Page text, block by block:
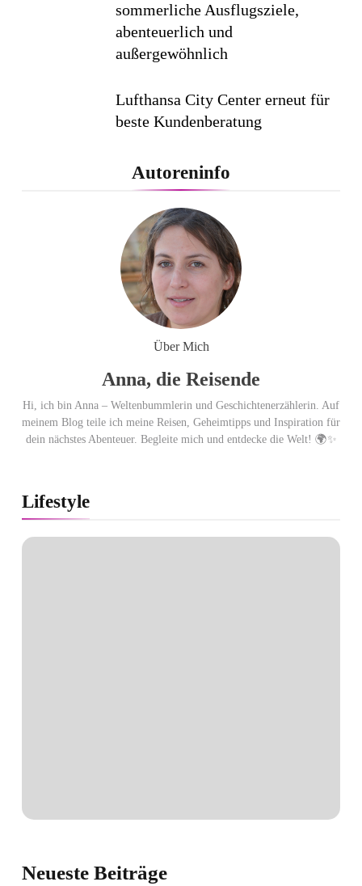
sommerliche Ausflugsziele,
abenteuerlich und
außergewöhnlich
Lufthansa City Center erneut für
beste Kundenberatung
Studie sieht LCC zum siebten
Mal in Folge vorn
Cool down am Hintertuxer
Gletscher
Ägypten erleben mit Builder
Travel: sicher, persönlich und gut
begleitet
Autoreninfo
Über Mich
Anna, die Reisende
Hi, ich bin Anna – Weltenbummlerin und Geschichtenerzählerin. Auf
meinem Blog teile ich meine Reisen, Geheimtipps und Inspiration für
dein nächstes Abenteuer. Begleite mich und entdecke die Welt! 🌍✨
Lifestyle
Neueste Beiträge